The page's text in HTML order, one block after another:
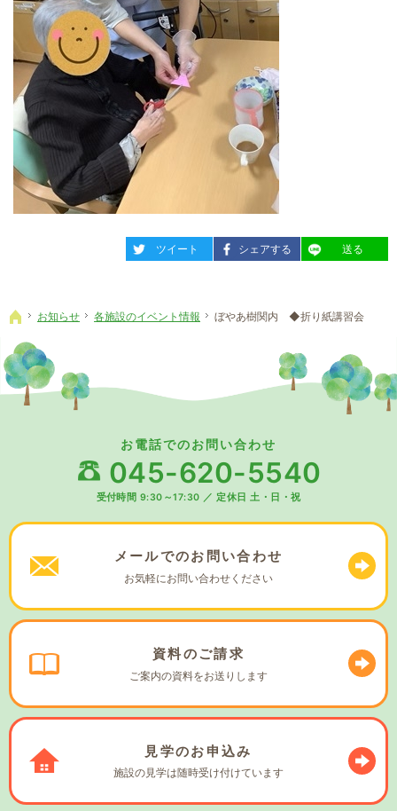
entry1573
ツイート entry1573
シェアする entry1573
送る
ホーム
お知らせ 各施設のイベント情報 ぼやあ樹関内 ◆折り紙講習会
お電話でのお問い合わせ
045-620-5540
受付時間 9:30～17:30 ／ 定休日 土・日・祝
メールでのお問い合わせ
お気軽にお問い合わせください
資料のご請求
ご案内の資料をお送りします
見学のお申込み
施設の見学は随時受け付けています